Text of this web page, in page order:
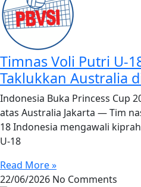
Timnas Voli Putri U-
Taklukkan Australia
Indonesia Buka Princess Cup
atas Australia Jakarta — Tim
18 Indonesia mengawali
U-18
Read More »
22/06/2026 No Comments